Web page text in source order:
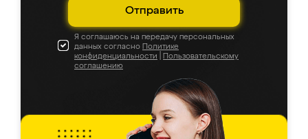
Отправить
Я соглашаюсь на передачу персональных
данных согласно Политике
конфиденциальности
Пользовательскому
соглашению